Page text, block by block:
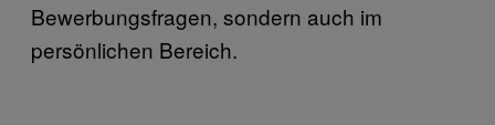
Bewerbungsfragen, sondern auch im
persönlichen Bereich.